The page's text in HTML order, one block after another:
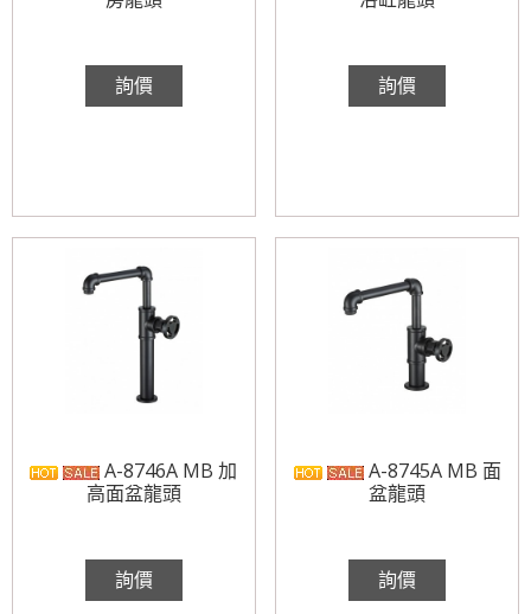
詢價 詢價
A-8746A MB 加
高面盆龍頭
詢價
A-8745A MB 面
盆龍頭
詢價